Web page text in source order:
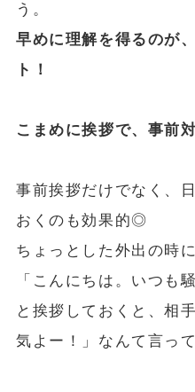
う。
早めに理解を得るのが
ト！
こまめに挨拶で、事前
事前挨拶だけでなく、
おくのも効果的◎
ちょっとした外出の時
「こんにちは。いつも
と挨拶しておくと、相
気よー！」なんて言っ